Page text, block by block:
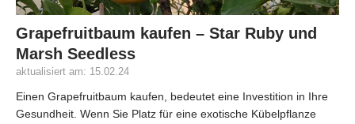
Grapefruitbaum kaufen – Star Ruby und
Marsh Seedless
aktualisiert am: 15.02.24
Einen Grapefruitbaum kaufen, bedeutet eine Investition in Ihre
Gesundheit. Wenn Sie Platz für eine exotische Kübelpflanze